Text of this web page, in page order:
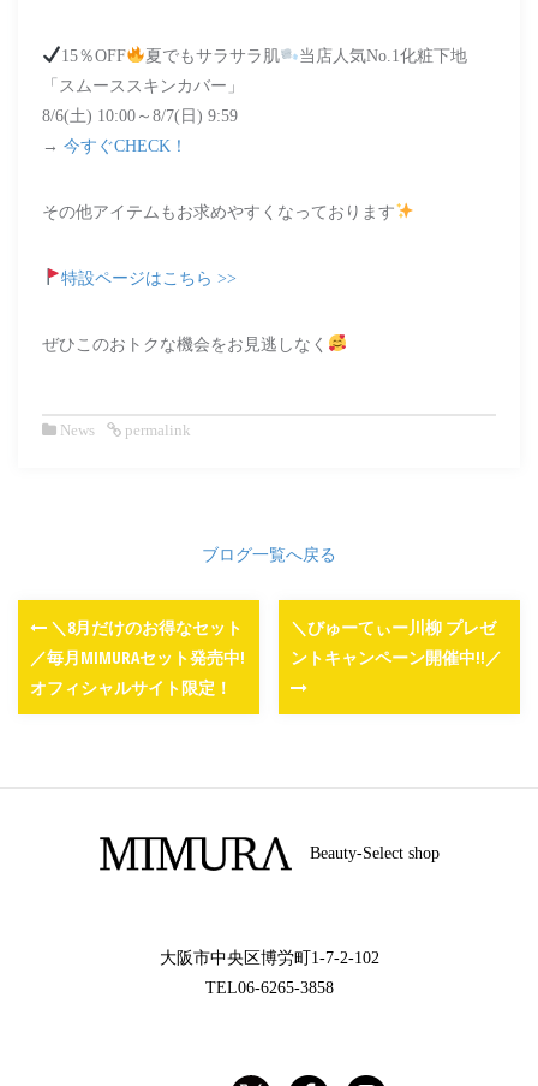
15％OFF 夏でもサラサラ肌
当店人気No.1化粧下地
「スムーススキンカバー」
8/6(土) 10:00～8/7(日) 9:59
→ 今すぐCHECK！
その他アイテムもお求めやすくなっております
特設ページはこちら >>
ぜひこのおトクな機会をお見逃しなく
News permalink
ブログ一覧へ戻る
＼8月だけのお得なセット
／毎月MIMURAセット発売中!
オフィシャルサイト限定！
＼びゅーてぃー川柳 プレゼ
ントキャンペーン開催中!!／
Beauty-Select shop
大阪市中央区博労町1-7-2-102
TEL06-6265-3858